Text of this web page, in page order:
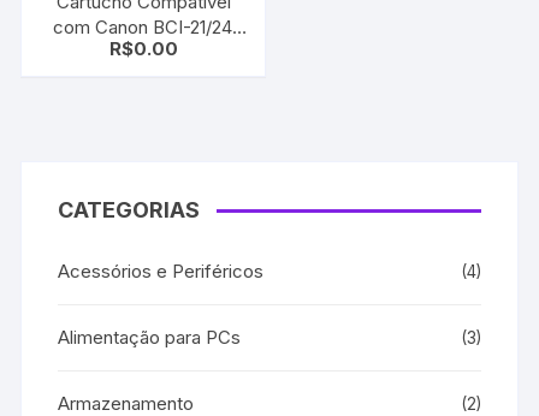
com Canon BCI-21/24
Color e Black
R$0.00
CATEGORIAS
Acessórios e Periféricos (4)
Alimentação para PCs (3)
Armazenamento (2)